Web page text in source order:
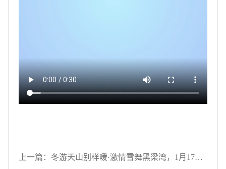
上一篇：冬游天山别样暖·激情雪舞黑梁湾，1月17日“热”雪黑梁湾，激情开板